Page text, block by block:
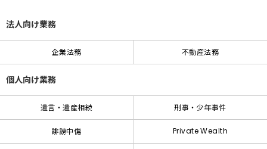
法人向け業務
企業法務 不動産法務
個人向け業務
遺言・遺産相続 刑事・少年事件
誹謗中傷 Private Wealth